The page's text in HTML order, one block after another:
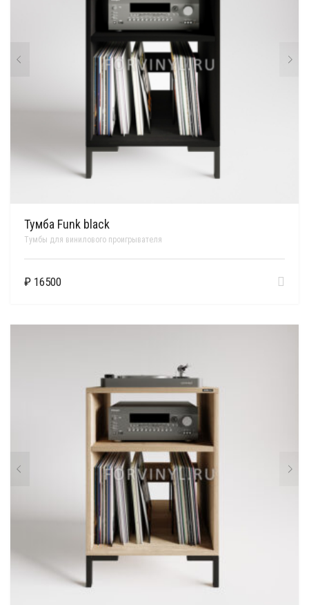
Тумба Funk black
Тумбы для винилового проигрывателя
₽ 16500